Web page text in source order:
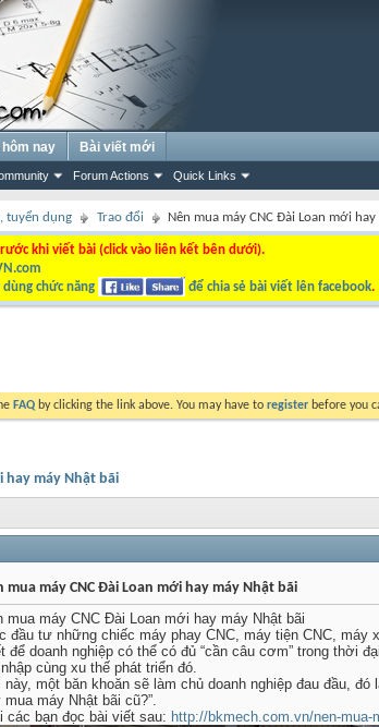
Forum Actions Quick Links
nay Bài viết mới
tuyển dụng Trao đổi Nên mua máy CNC Đài Loan mới
khi viết bài (click vào liên kết bên dưới).
chức năng để chia sẻ bài viết lên facebook.
FAQ by clicking the link above. You may have to register before you
hay máy Nhật bãi
mua máy CNC Đài Loan mới hay máy Nhật bãi
mua máy CNC Đài Loan mới hay máy Nhật bãi
đầu tư những chiếc máy phay CNC, máy tiện CNC,
để doanh nghiệp có thể có đủ “cần câu cơm” trong thời
nhập cùng xu thế phát triển đó.
này, một băn khoăn sẽ làm chủ doanh nghiệp đau đầu,
mua máy Nhật bãi cũ?”.
các bạn đọc bài viết sau: http://bkmech.com.vn/nen-mua-